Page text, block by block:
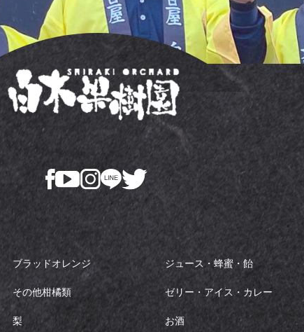
ブラッドオレンジ
その他柑橘類
梨
ジュース・蜂蜜・飴
ゼリー・アイス・カレー
お酒